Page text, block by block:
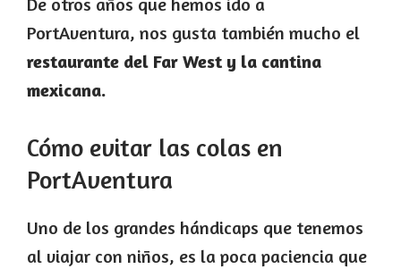
PortAventura, nos gusta también mucho el
restaurante del Far West y la cantina
mexicana.
Cómo evitar las colas en
PortAventura
Uno de los grandes hándicaps que tenemos
al viajar con niños, es la poca paciencia que